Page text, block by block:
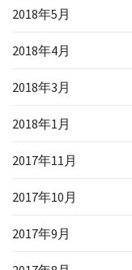
2018年5月
2018年4月
2018年3月
2018年1月
2017年11月
2017年10月
2017年9月